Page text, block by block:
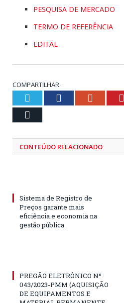
PESQUISA DE MERCADO
TERMO DE REFERÊNCIA
EDITAL
COMPARTILHAR:
Twitter Facebook Google+
CONTEÚDO RELACIONADO
Sistema de Registro de
Preços garante mais
eficiência e economia na
gestão pública
PREGÃO ELETRÔNICO Nº
043/2023-PMM (AQUISIÇÃO
DE EQUIPAMENTOS E